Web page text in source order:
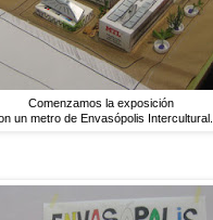
Comenzamos la exposición
un metro de Envasópolis Intercultural.